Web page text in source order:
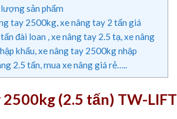
sản phẩm
tay 2500kg, xe nâng tay 2 tấn giá
đài loan , xe nâng tay 2.5 tạ, xe nâng
khẩu, xe nâng tay 2500kg nhập
2.5 tấn, mua xe nâng giá rẻ…..
2500kg (2.5 tấn) TW-